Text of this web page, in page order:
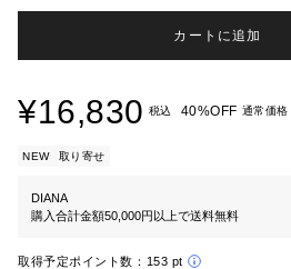
カートに追加
¥16,830 税込 40%OFF 通常価格
NEW 取り寄せ
DIANA
購入合計金額50,000円以上で送料無料
取得予定ポイント数： 153 pt